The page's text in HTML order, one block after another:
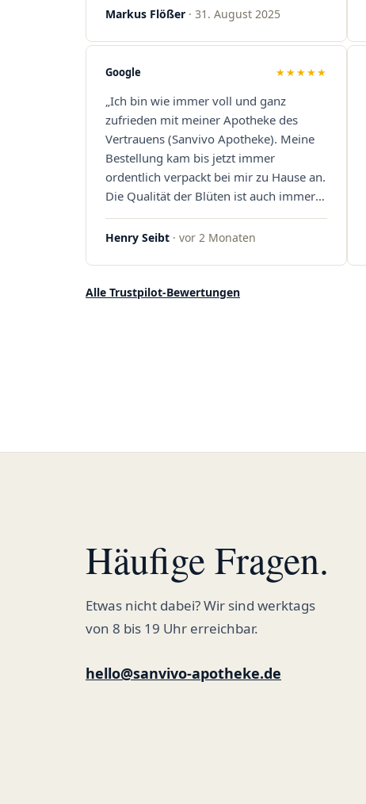
Lieferungen sind extrem zügig, was mir
dass hier Qualität, Service und
Kundenzufriedenheit an erster Stelle
Sanvivo – ich bin rundum begeistert!"
Markus Flößer · 31. August 2025
Google ★★★★★
„Ich bin wie immer voll und ganz
zufrieden mit meiner Apotheke des
Vertrauens (Sanvivo Apotheke). Meine
Bestellung kam bis jetzt immer
ordentlich verpackt bei mir zu Hause an.
Die Qualität der Blüten ist auch immer
auf einem hohen Niveau, die Auswahl
ist groß und die Preise sind fair. Die
Qualität. Ich bestelle hier schon länger
Henry Seibt · vor 2 Monaten
Alle Trustpilot-Bewertungen
Häufige Fragen.
Etwas nicht dabei? Wir sind werktags
von 8 bis 19 Uhr erreichbar.
hello@sanvivo-apotheke.de